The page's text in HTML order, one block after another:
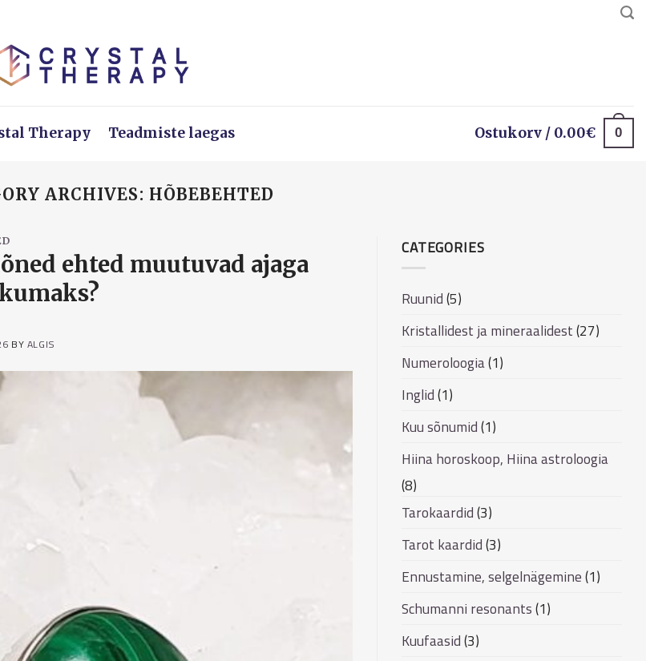
Therapy Teadmiste laegas Ostukorv / 0.00€ 0
ARCHIVES: HÕBEBEHTED
ehted muutuvad ajaga
BY ALGIS
CATEGORIES
Ruunid(5)
Kristallidest ja mineraalidest(27)
Numeroloogia(1)
Inglid(1)
Kuu sõnumid(1)
Hiina horoskoop, Hiina astroloogia
(8)
Tarokaardid(3)
Tarot kaardid(3)
Ennustamine, selgelnägemine(1)
Schumanni resonants(1)
Kuufaasid(3)